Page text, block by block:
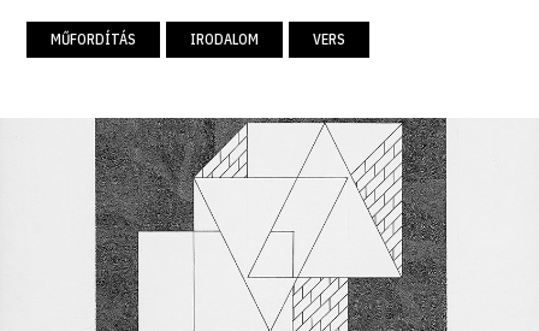
MŰFORDÍTÁS IRODALOM VERS